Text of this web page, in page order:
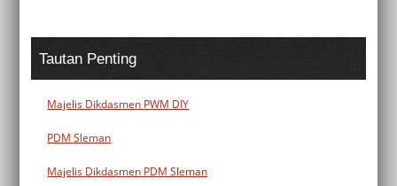
Tautan Penting
Majelis Dikdasmen PWM DIY
PDM Sleman
Majelis Dikdasmen PDM Sleman